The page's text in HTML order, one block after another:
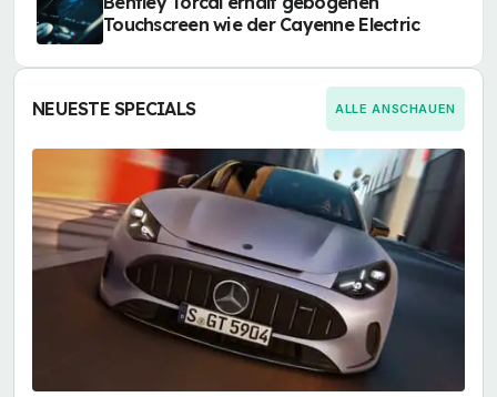
Touchscreen wie der Cayenne Electric
NEUESTE SPECIALS ALLE ANSCHAUEN